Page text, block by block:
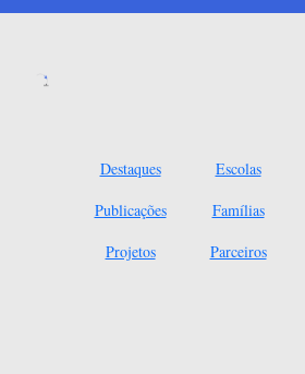
Destaques
Publicações
Projetos
Escolas
Famílias
Parceiros